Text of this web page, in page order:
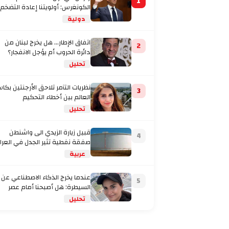
الكونغرس: أولويتنا إعادة التضخم
إلى المستهدف
دولية
2 اتفاق الإطار... هل يخرج لبنان من
دائرة الحروب أم يؤجل الانفجار؟
تحليل
3 نظريات التآمر تلاحق الأرجنتين
العالم بين أخطاء التحكيم
والاتهامات بتفصيل
تحليل
4 قبيل زيارة الزيدي الى واشنطن
صفقة نفطية تثير الجدل في
عربية
5 عندما يخرج الذكاء الاصطناعي عن
السيطرة: هل أصبحنا أمام عصر
تحليل